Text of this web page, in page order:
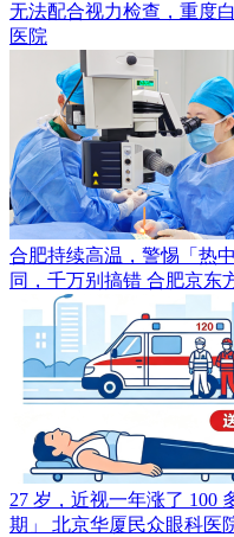
无法配合视力检查，重度
医院
合肥持续高温，警惕「热
同，千万别搞错 合肥京东
27 岁，近视一年涨了 100
期」 北京华厦民众眼科医